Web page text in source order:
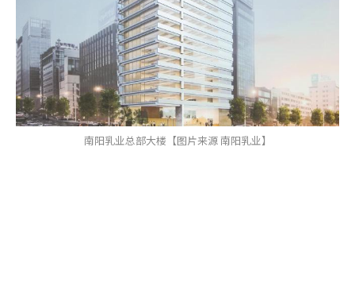
南阳乳业总部大楼【图片来源 南阳乳业】